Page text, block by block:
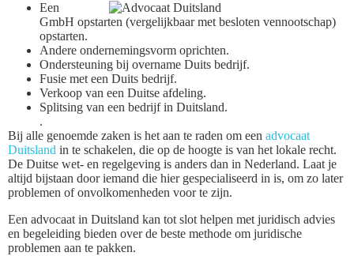
Een
GmbH opstarten (vergelijkbaar met besloten vennootschap)
opstarten.
Andere ondernemingsvorm oprichten.
Ondersteuning bij overname Duits bedrijf.
Fusie met een Duits bedrijf.
Verkoop van een Duitse afdeling.
Splitsing van een bedrijf in Duitsland.
.
Bij alle genoemde zaken is het aan te raden om een advocaat
Duitsland in te schakelen, die op de hoogte is van het lokale recht.
De Duitse wet- en regelgeving is anders dan in Nederland. Laat je
altijd bijstaan door iemand die hier gespecialiseerd in is, om zo later
problemen of onvolkomenheden voor te zijn.
Een advocaat in Duitsland kan tot slot helpen met juridisch advies
en begeleiding bieden over de beste methode om juridische
problemen aan te pakken.